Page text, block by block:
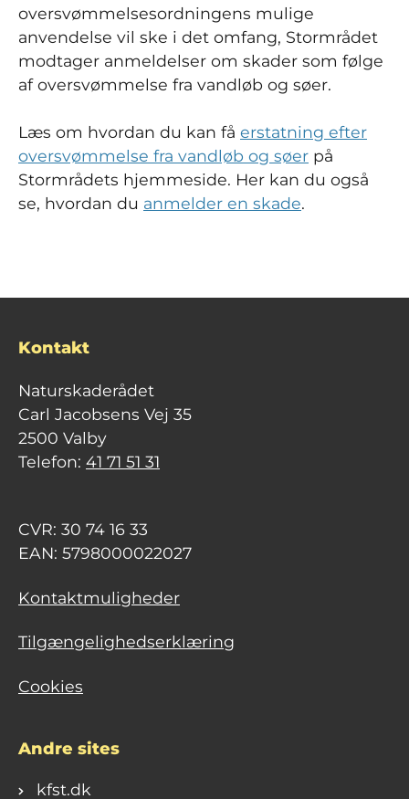
oversvømmelsesordningens mulige
anvendelse vil ske i det omfang, Stormrådet
modtager anmeldelser om skader som følge
af oversvømmelse fra vandløb og søer.
Læs om hvordan du kan få erstatning efter
oversvømmelse fra vandløb og søer på
Stormrådets hjemmeside. Her kan du også
se, hvordan du anmelder en skade.
Kontakt
Naturskaderådet
Carl Jacobsens Vej 35
2500 Valby
Telefon: 41 71 51 31
CVR: 30 74 16 33
EAN: 5798000022027
Kontaktmuligheder
Tilgængelighedserklæring
Cookies
Andre sites
kfst.dk